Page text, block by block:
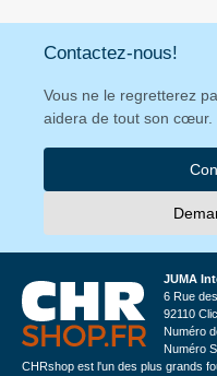
Contactez-nous!
Vous ne le regretterez
aidera de tout son cœur.
JUMA
6 Rue
92110
Numéro
Numéro
CHRshop est l'un des plus grands